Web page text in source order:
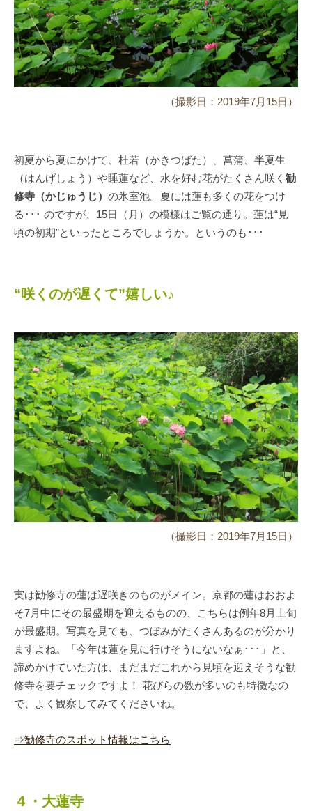
（撮影日：2019年7月15日）
初夏から夏にかけて、杜若（かきつばた）、菖蒲、半夏生
（はんげしょう）や睡蓮など、水を好む花がたくさん咲く勧
修寺（かじゅうじ）の氷室池。夏には蓮も多くの花をつけ
る･･･ のですが、15日（月）の模様はご覧の通り。蓮は“見
頃の初期”といったところでしょうか。というのも･･･
“咲くのが遅くて”嬉しい♪
（撮影日：2019年7月15日）
実は勧修寺の蓮は遅咲きのものがメイン。京都の蓮はおおよ
そ7月中にその最盛期を迎えるものの、こちらは例年8月上旬
が最盛期。写真を見ても、つぼみがたくさんあるのが分かり
ますよね。「今年は蓮を見に行けそうにないなぁ･･･」と、
諦めかけていた方は、まだまだこれから見頃を迎えそうな勧
修寺を要チェックですよ！ 花びらの数が多いのも特徴なの
で、よく観察してみてくださいね。
⇒勧修寺のスポット情報はこちら
４・大蓮寺